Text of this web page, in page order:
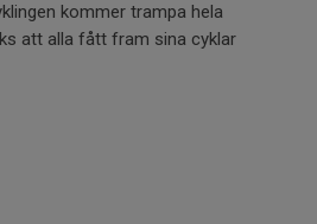
kommer trampa hela
att alla fått fram sina cyklar